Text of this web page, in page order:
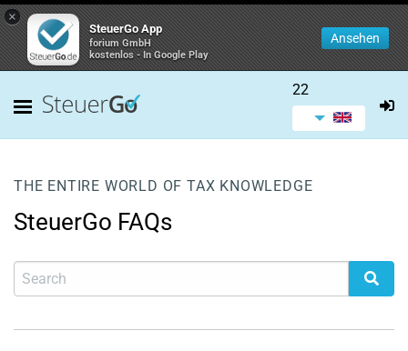
×
SteuerGo App
forium GmbH
kostenlos - In Google Play
Ansehen
22
THE ENTIRE WORLD OF TAX KNOWLEDGE
SteuerGo FAQs